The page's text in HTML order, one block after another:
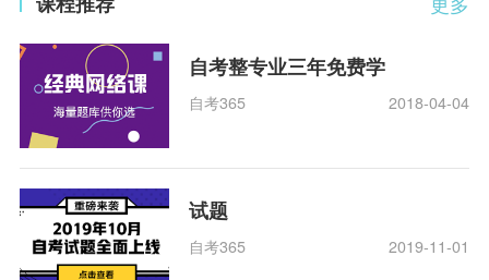
自考整专业三年免费学
自考365 2018-04-04
试题
自考365 2019-11-01